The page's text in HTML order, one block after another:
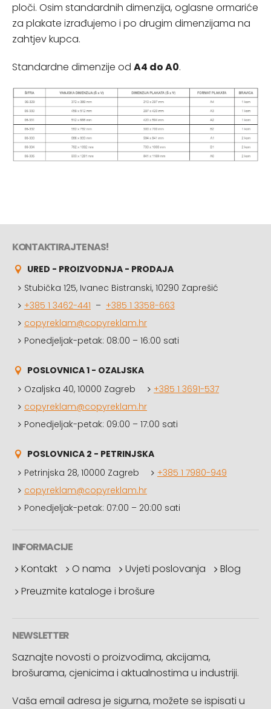
ploči. Osim standardnih dimenzija, oglasne ormariće
za plakate izrađujemo i po drugim dimenzijama na
zahtjev kupca.
Standardne dimenzije od A4 do A0.
KONTAKTIRAJTE NAS!
URED - PROIZVODNJA - PRODAJA
Stubička 125, Ivanec Bistranski, 10290 Zaprešić
+385 1 3462-441 – +385 1 3358-663
copyreklam@copyreklam.hr
Ponedjeljak-petak: 08:00 – 16:00 sati
POSLOVNICA 1 - OZALJSKA
Ozaljska 40, 10000 Zagreb
+385 1 3691-537
copyreklam@copyreklam.hr
Ponedjeljak-petak: 09:00 – 17:00 sati
POSLOVNICA 2 - PETRINJSKA
Petrinjska 28, 10000 Zagreb
+385 1 7980-949
copyreklam@copyreklam.hr
Ponedjeljak-petak: 07:00 – 20:00 sati
INFORMACIJE
Kontakt
O nama Uvjeti poslovanja
Blog
Preuzmite kataloge i brošure
NEWSLETTER
Saznajte novosti o proizvodima, akcijama,
brošurama, cjenicima i aktualnostima u industriji.
Vaša email adresa je sigurna, možete se ispisati u